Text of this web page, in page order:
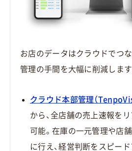
お店のデータはクラウドでつ
管理の手間を大幅に削減します
クラウド本部管理（
から、全店舗の売上速報を
可能。在庫の一元管理や店
に行え、経営判断をスピード